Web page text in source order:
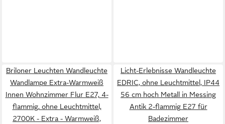
Briloner Leuchten Wandleuchte
Wandlampe Extra-Warmweiß
Innen Wohnzimmer Flur E27, 4-
flammig, ohne Leuchtmittel,
2700K - Extra - Warmweiß,
Licht-Erlebnisse Wandleuchte
EDRIC, ohne Leuchtmittel, IP44
56 cm hoch Metall in Messing
Antik 2-flammig E27 für
Badezimmer